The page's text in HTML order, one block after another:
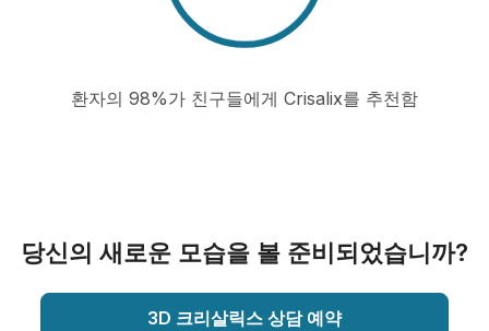
환자의 98%가 친구들에게 Crisalix를 추천함
당신의 새로운 모습을 볼 준비되었습니까?
3D 크리살릭스 상담 예약